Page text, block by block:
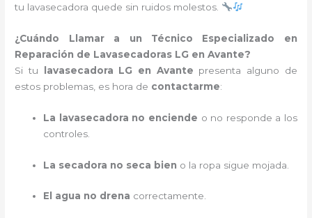
tu lavasecadora quede sin ruidos molestos.
¿Cuándo Llamar a un Técnico Especializado en
Reparación de Lavasecadoras LG en Avante?
Si tu
lavasecadora LG en Avante presenta alguno de
estos problemas, es hora de contactarme:
La lavasecadora no enciende o no responde a los
controles.
La secadora no seca bien o la ropa sigue mojada.
El agua no drena correctamente.